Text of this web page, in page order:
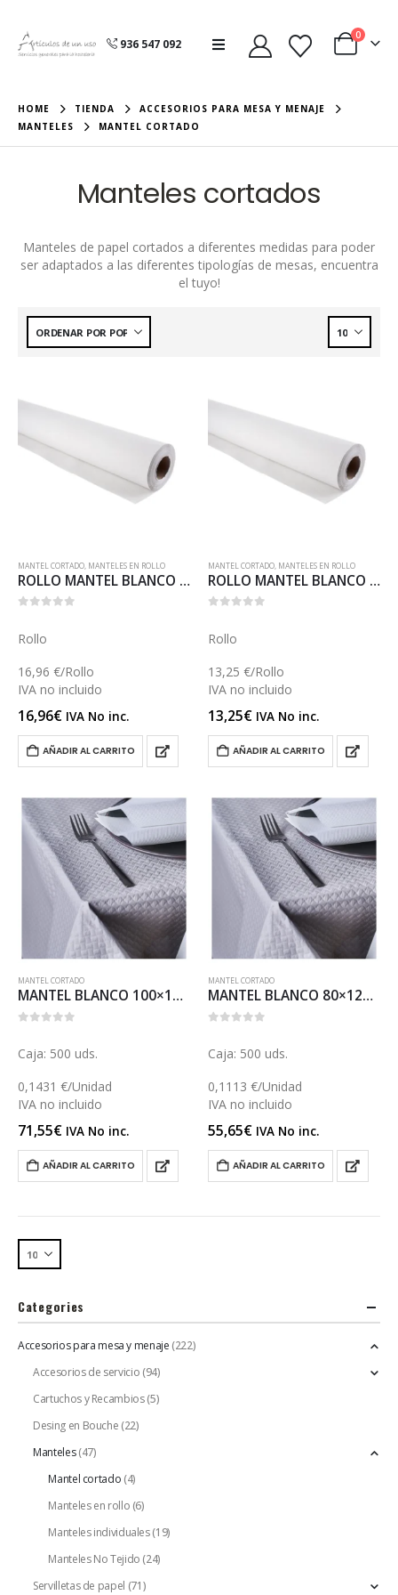
936 547 092
0
HOME TIENDA
ACCESORIOS PARA MESA Y MENAJE
MANTELES
MANTEL CORTADO
Manteles cortados
Manteles de papel cortados a diferentes medidas para poder
ser adaptados a las diferentes tipologías de mesas, encuentra
el tuyo!
MANTEL CORTADO, MANTELES EN ROLLO
ROLLO MANTEL BLANCO 1,2×100 (M028)
Rollo
16,96 €/Rollo
IVA no incluido
16,96€ IVA No inc.
AÑADIR AL CARRITO
MANTEL CORTADO, MANTELES EN ROLLO
ROLLO MANTEL BLANCO 1×100 (M026)
Rollo
13,25 €/Rollo
IVA no incluido
13,25€ IVA No inc.
AÑADIR AL CARRITO
MANTEL CORTADO
MANTEL BLANCO 100×120 (M021)
Caja: 500 uds.
0,1431 €/Unidad
IVA no incluido
71,55€ IVA No inc.
AÑADIR AL CARRITO
MANTEL CORTADO
MANTEL BLANCO 80×120 (M016)
Caja: 500 uds.
0,1113 €/Unidad
IVA no incluido
55,65€ IVA No inc.
AÑADIR AL CARRITO
Categories
Accesorios para mesa y menaje (222)
Accesorios de servicio (94)
Cartuchos y Recambios(5)
Desing en Bouche (22)
Manteles (47)
Mantel cortado (4)
Manteles en rollo (6)
Manteles individuales(19)
Manteles No Tejido (24)
Servilletas de papel (71)